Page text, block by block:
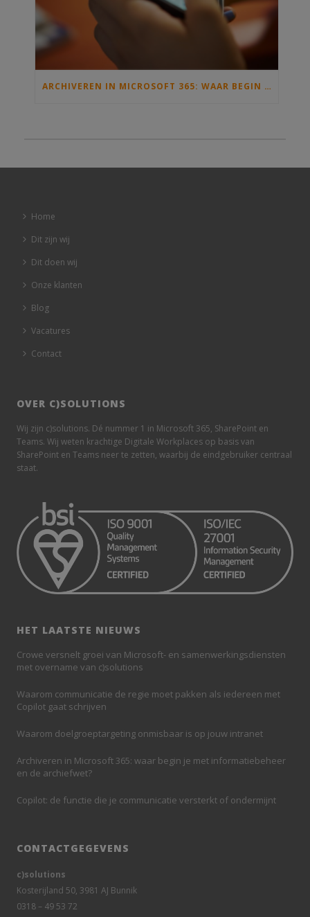
ARCHIVEREN IN MICROSOFT 365: WAAR BEGIN JE MET INFORMATIEBEHEER EN DE ARCHIEFWET?
Home
Dit zijn wij
Dit doen wij
Onze klanten
Blog
Vacatures
Contact
OVER C)SOLUTIONS
Wij zijn c)solutions. Dé nummer 1 in Microsoft 365, SharePoint en
Teams. Wij weten krachtige Digitale Workplaces op basis van
SharePoint en Teams neer te zetten, waarbij de eindgebruiker centraal
staat.
HET LAATSTE NIEUWS
Crowe versnelt groei van Microsoft- en samenwerkingsdiensten
met overname van c)solutions
Waarom communicatie de regie moet pakken als iedereen met
Copilot gaat schrijven
Waarom doelgroeptargeting onmisbaar is op jouw intranet
Archiveren in Microsoft 365: waar begin je met informatiebeheer
en de archiefwet?
Copilot: de functie die je communicatie versterkt of ondermijnt
CONTACTGEGEVENS
c)solutions
Kosterijland 50, 3981 AJ Bunnik
0318 – 49 53 72